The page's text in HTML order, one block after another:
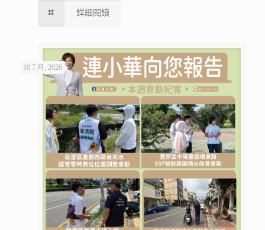
詳細閱讀
10 7 月, 2026